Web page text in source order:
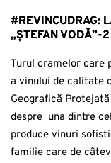
#REVINCUDRAG:
„ȘTEFAN VODĂ”-2
Turul cramelor care
a vinului de calitate
Geografică Protejată
despre una dintre
produce vinuri
familie care de